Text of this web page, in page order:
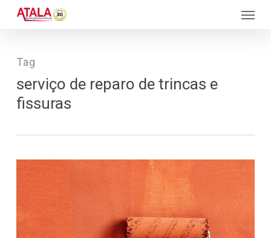
Menu
Tag
serviço de reparo de trincas e
fissuras